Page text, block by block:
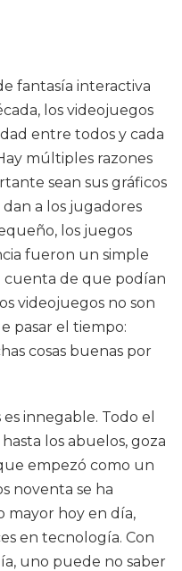
fantasía interactiva
los videojuegos
entre todos y cada
múltiples razones
sean sus gráficos
a los jugadores
los juegos
fueron un simple
cuenta de que podían
videojuegos no son
pasar el tiempo:
cosas buenas por
innegable. Todo el
los abuelos, goza
empezó como un
noventa se ha
mayor hoy en día,
en tecnología. Con
uno puede no saber